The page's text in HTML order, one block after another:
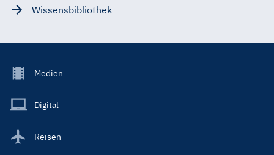
Wissensbibliothek
Footer
Main
Medien
Digital
Reisen